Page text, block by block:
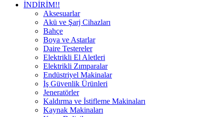
İNDİRİM!!
Aksesuarlar
Akü ve Şarj Cihazları
Bahçe
Boya ve Astarlar
Daire Testereler
Elektrikli El Aletleri
Elektrikli Zımparalar
Endüstriyel Makinalar
İş Güvenlik Ürünleri
Jeneratörler
Kaldırma ve İstifleme Makinaları
Kaynak Makinaları